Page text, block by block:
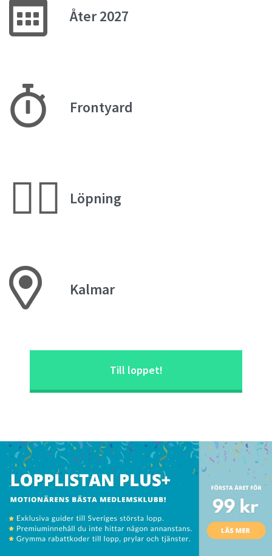
Åter 2027
Frontyard
🏃‍♀️ Löpning
Kalmar
Till loppet!